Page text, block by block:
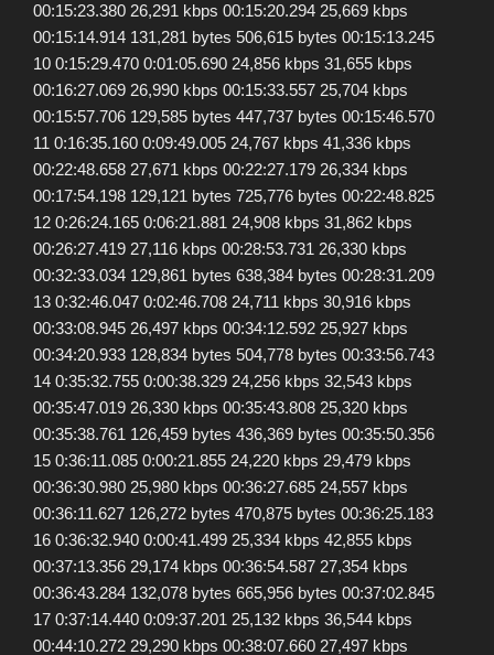
00:15:23.380 26,291 kbps 00:15:20.294 25,669 kbps
00:15:14.914 131,281 bytes 506,615 bytes 00:15:13.245
10 0:15:29.470 0:01:05.690 24,856 kbps 31,655 kbps
00:16:27.069 26,990 kbps 00:15:33.557 25,704 kbps
00:15:57.706 129,585 bytes 447,737 bytes 00:15:46.570
11 0:16:35.160 0:09:49.005 24,767 kbps 41,336 kbps
00:22:48.658 27,671 kbps 00:22:27.179 26,334 kbps
00:17:54.198 129,121 bytes 725,776 bytes 00:22:48.825
12 0:26:24.165 0:06:21.881 24,908 kbps 31,862 kbps
00:26:27.419 27,116 kbps 00:28:53.731 26,330 kbps
00:32:33.034 129,861 bytes 638,384 bytes 00:28:31.209
13 0:32:46.047 0:02:46.708 24,711 kbps 30,916 kbps
00:33:08.945 26,497 kbps 00:34:12.592 25,927 kbps
00:34:20.933 128,834 bytes 504,778 bytes 00:33:56.743
14 0:35:32.755 0:00:38.329 24,256 kbps 32,543 kbps
00:35:47.019 26,330 kbps 00:35:43.808 25,320 kbps
00:35:38.761 126,459 bytes 436,369 bytes 00:35:50.356
15 0:36:11.085 0:00:21.855 24,220 kbps 29,479 kbps
00:36:30.980 25,980 kbps 00:36:27.685 24,557 kbps
00:36:11.627 126,272 bytes 470,875 bytes 00:36:25.183
16 0:36:32.940 0:00:41.499 25,334 kbps 42,855 kbps
00:37:13.356 29,174 kbps 00:36:54.587 27,354 kbps
00:36:43.284 132,078 bytes 665,956 bytes 00:37:02.845
17 0:37:14.440 0:09:37.201 25,132 kbps 36,544 kbps
00:44:10.272 29,290 kbps 00:38:07.660 27,497 kbps